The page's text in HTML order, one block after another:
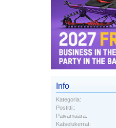
Info
Kategoria:
Postitti::
Päivämäärä:
Katselukerrat: